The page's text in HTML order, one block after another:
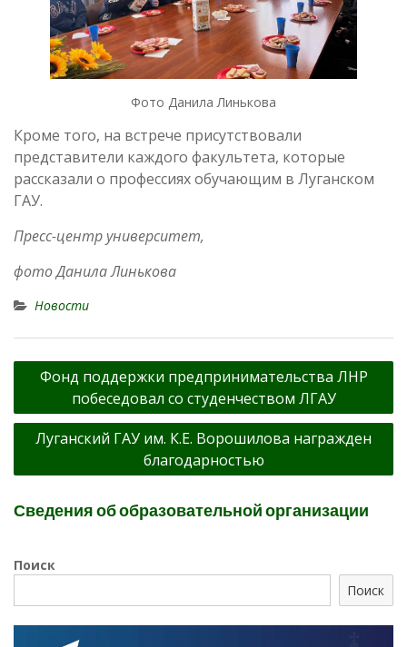
Фото Данила Линькова
Кроме того, на встрече присутствовали
представители каждого факультета, которые
рассказали о профессиях обучающим в Луганском
ГАУ.
Пресс-центр университет,
фото Данила Линькова
Новости
Навигация
записям
Фонд поддержки предпринимательства ЛНР
побеседовал со студенчеством ЛГАУ
Луганский ГАУ им. К.Е. Ворошилова награжден
благодарностью
Сведения об образовательной организации
Поиск
Поиск